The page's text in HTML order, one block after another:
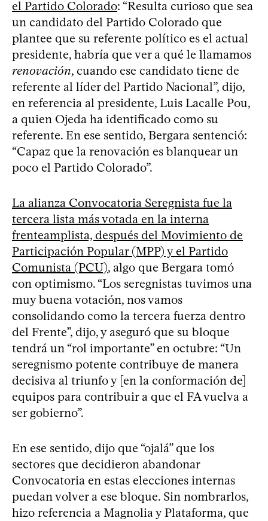
el Partido Colorado: “Resulta curioso que sea
un candidato del Partido Colorado que
plantee que su referente político es el actual
presidente, habría que ver a qué le llamamos
renovación, cuando ese candidato tiene de
referente al líder del Partido Nacional”, dijo,
en referencia al presidente, Luis Lacalle Pou,
a quien Ojeda ha identificado como su
referente. En ese sentido, Bergara sentenció:
“Capaz que la renovación es blanquear un
poco el Partido Colorado”.
La alianza Convocatoria Seregnista fue la
tercera lista más votada en la interna
frenteamplista, después del Movimiento de
Participación Popular (MPP) y el Partido
Comunista (PCU), algo que Bergara tomó
con optimismo. “Los seregnistas tuvimos una
muy buena votación, nos vamos
consolidando como la tercera fuerza dentro
del Frente”, dijo, y aseguró que su bloque
tendrá un “rol importante” en octubre: “Un
seregnismo potente contribuye de manera
decisiva al triunfo y [en la conformación de]
equipos para contribuir a que el FA vuelva a
ser gobierno”.
En ese sentido, dijo que “ojalá” que los
sectores que decidieron abandonar
Convocatoria en estas elecciones internas
puedan volver a ese bloque. Sin nombrarlos,
hizo referencia a Magnolia y Plataforma, que